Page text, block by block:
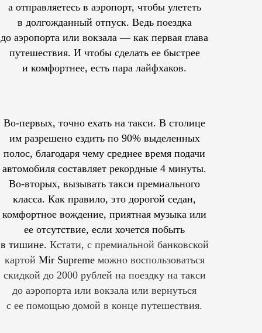
а отправляетесь в аэропорт, чтобы улететь
в долгожданный отпуск. Ведь поездка
до аэропорта или вокзала — как первая глава
путешествия. И чтобы сделать ее быстрее
и комфортнее, есть пара лайфхаков.
Во-первых, точно ехать на такси. В столице
им разрешеноездить по 90% выделенных
полос, благодаря чему среднее время подачи
автомобиля составляет рекордные 4 минуты.
Во-вторых, вызывать такси премиального
класса. Как правило, это дорогой седан,
комфортное вождение, приятная музыка или
ее отсутствие, если хочется побыть
в тишине. Кстати, с премиальной банковской
картой Mir Supreme можно воспользоваться
скидкой до 2000 рублей на поездку на такси
до аэропорта или вокзала или вернуться
с ее помощью домой в конце путешествия.